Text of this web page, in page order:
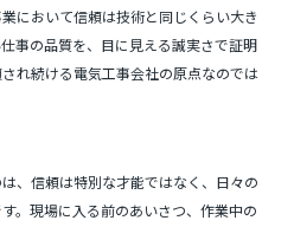
において信頼は技術と同じくらい大き
事の品質を、目に見える誠実さで証明
れ続ける電気工事会社の原点なのでは
、信頼は特別な才能ではなく、日々の
。現場に入る前のあいさつ、作業中の